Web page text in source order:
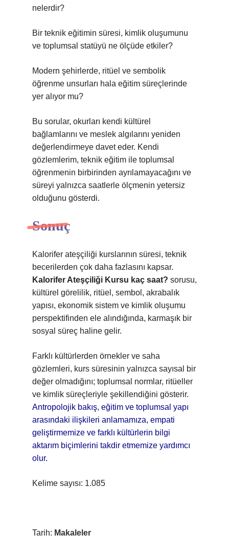
nelerdir?
Bir teknik eğitimin süresi, kimlik oluşumunu
ve toplumsal statüyü ne ölçüde etkiler?
Modern şehirlerde, ritüel ve sembolik
öğrenme unsurları hala eğitim süreçlerinde
yer alıyor mu?
Bu sorular, okurları kendi kültürel
bağlamlarını ve meslek algılarını yeniden
değerlendirmeye davet eder. Kendi
gözlemlerim, teknik eğitim ile toplumsal
öğrenmenin birbirinden ayrılamayacağını ve
süreyi yalnızca saatlerle ölçmenin yetersiz
olduğunu gösterdi.
Sonuç
Kalorifer ateşçiliği kurslarının süresi, teknik
becerilerden çok daha fazlasını kapsar.
Kalorifer Ateşçiliği Kursu kaç saat? sorusu,
kültürel görelilik, ritüel, sembol, akrabalık
yapısı, ekonomik sistem ve kimlik oluşumu
perspektifinden ele alındığında, karmaşık bir
sosyal süreç haline gelir.
Farklı kültürlerden örnekler ve saha
gözlemleri, kurs süresinin yalnızca sayısal bir
değer olmadığını; toplumsal normlar, ritüeller
ve kimlik süreçleriyle şekillendiğini gösterir.
Antropolojik bakış, eğitim ve toplumsal yapı
arasındaki ilişkileri anlamamıza, empati
geliştirmemize ve farklı kültürlerin bilgi
aktarım biçimlerini takdir etmemize yardımcı
olur.
Kelime sayısı: 1.085
Tarih: Makaleler